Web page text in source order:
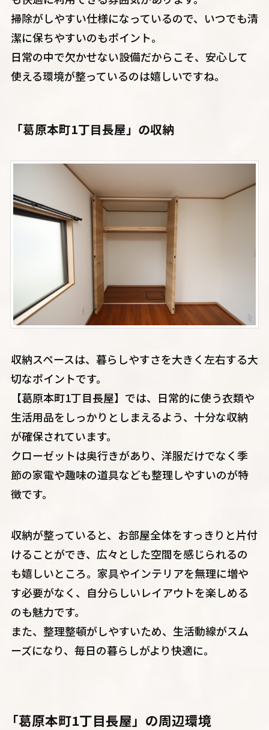
掃除がしやすい仕様になっているので、いつでも清
潔に保ちやすいのもポイント。
日常の中で欠かせない設備だからこそ、安心して
使える環境が整っているのは嬉しいですね。
「葛原本町1丁目長屋」の収納
収納スペースは、暮らしやすさを大きく左右する大
切なポイントです。
【葛原本町1丁目長屋】では、日常的に使う衣類や
生活用品をしっかりとしまえるよう、十分な収納
が確保されています。
クローゼットは奥行きがあり、洋服だけでなく季
節の家電や趣味の道具なども整理しやすいのが特
徴です。
収納が整っていると、お部屋全体をすっきりと片付
けることができ、広々とした空間を感じられるの
も嬉しいところ。家具やインテリアを無理に増や
す必要がなく、自分らしいレイアウトを楽しめる
のも魅力です。
また、整理整頓がしやすいため、生活動線がスム
ーズになり、毎日の暮らしがより快適に。
「葛原本町1丁目長屋」の周辺環境